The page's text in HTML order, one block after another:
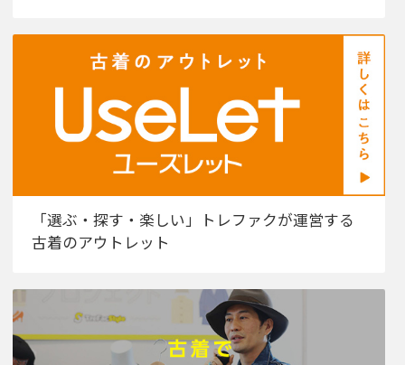
「選ぶ・探す・楽しい」トレファクが運営する
古着のアウトレット